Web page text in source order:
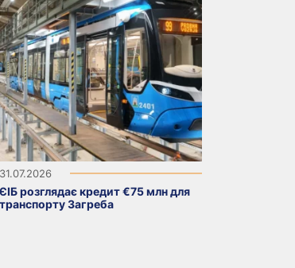
31.07.2026
ЄІБ розглядає кредит €75 млн для
транспорту Загреба